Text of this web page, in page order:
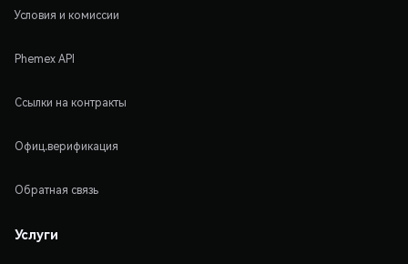
Условия и комиссии
Phemex API
Ссылки на контракты
Офиц.верификация
Обратная связь
Услуги